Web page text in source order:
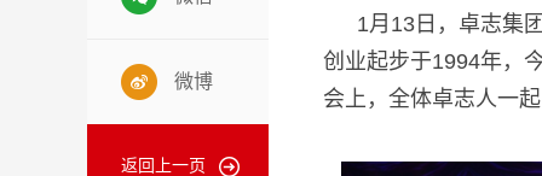
微博
返回上一页
1月 13 日，卓志集
创业起步于1994年，
会上，全体卓志人一